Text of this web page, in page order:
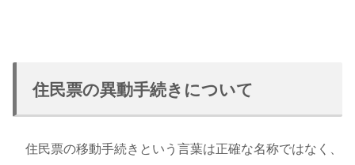
住民票の異動手続きについて
住民票の移動手続きという言葉は正確な名称ではなく、